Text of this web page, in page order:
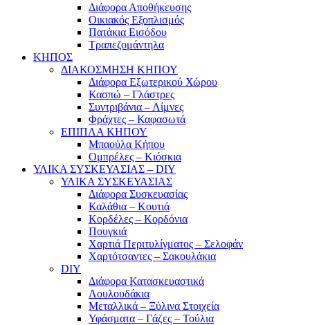
Διάφορα Αποθήκευσης
Οικιακός Εξοπλισμός
Πατάκια Εισόδου
Τραπεζομάντηλα
ΚΗΠΟΣ
ΔΙΑΚΟΣΜΗΣΗ ΚΗΠΟΥ
Διάφορα Εξωτερικού Χώρου
Κασπώ – Γλάστρες
Συντριβάνια – Λίμνες
Φράχτες – Καφασωτά
ΕΠΙΠΛΑ ΚΗΠΟΥ
Μπαούλα Κήπου
Ομπρέλες – Κιόσκια
ΥΛΙΚΑ ΣΥΣΚΕΥΑΣΙΑΣ – DIY
ΥΛΙΚΑ ΣΥΣΚΕΥΑΣΙΑΣ
Διάφορα Συσκευασίας
Καλάθια – Κουτιά
Κορδέλες – Κορδόνια
Πουγκιά
Χαρτιά Περιτυλίγματος – Σελοφάν
Χαρτότσαντες – Σακουλάκια
DIY
Διάφορα Κατασκευαστικά
Λουλουδάκια
Μεταλλικά – Ξύλινα Στοιχεία
Υφάσματα – Γάζες – Τούλια